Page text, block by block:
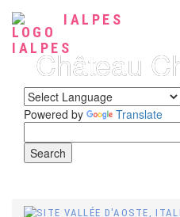
IALPES
Château
Powered by Translate